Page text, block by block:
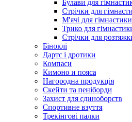
Булави для
Стрічки для
М'ячі для гімнастики
Трико для
Стрічки для
Біноклі
Дартс і дротики
Компаси
Кимоно и пояса
Нагородна продукція
Скейти та пеніборди
Захист для єдиноборств
Спортивне взуття
Трекінгові палки